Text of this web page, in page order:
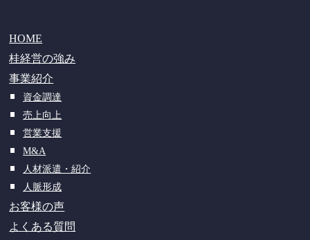
HOME
桂経営の強み
事業紹介
資金調達
売上向上
営業支援
M&A
人材派遣・紹介
人脈形成
お客様の声
よくある質問